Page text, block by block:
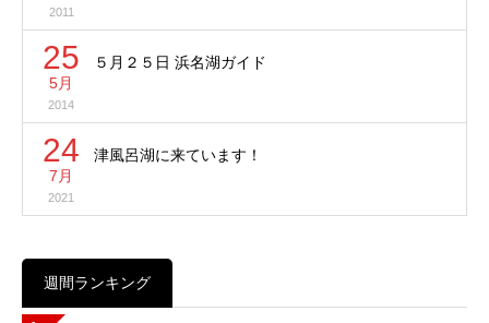
2011
25
5月
2014
５月２５日 浜名湖ガイド
24
7月
2021
津風呂湖に来ています！
週間ランキング